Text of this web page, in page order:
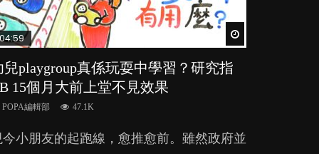
04:59
兒playgroup真係玩耍中學習？研究指
15個月大前上堂不見效果
POPA編輯部 47.1K
今小朋友的起跑線，愈推愈前。雖然政府並
03:39
稚園遊戲課 如何刺激幼兒自發學習取
獎勵與懲罰？
POPA編輯部 33.1K
美國學者所創的 tools of the mind 課程，學
03:02
公患產後憂鬱症對BB的影響
POPA編輯部 15.9K
抑鬱，影響日常生活，嚴重的甚至會有自
04:06
職好？在職好？｜全職媽媽與在職媽媽
壓力與價值
POPA編輯部 25.8K
多媽媽心底可能都有一刻掙扎過：究竟全職
03:41
口腔期乜都放入口，父母該制止還是
手？
POPA編輯部 25.5K
最喜歡隨手拿起什麼都放入口中，有人說